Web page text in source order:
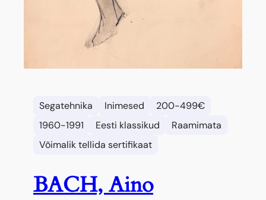
Segatehnika Inimesed
200-499€
1960-1991
Eesti klassikud
Raamimata
Võimalik tellida sertifikaat
BACH, Aino